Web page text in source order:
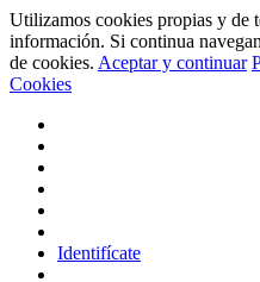
Utilizamos cookies propias y de
información. Si continua
de cookies. Aceptar y continuar
Cookies
Identifícate